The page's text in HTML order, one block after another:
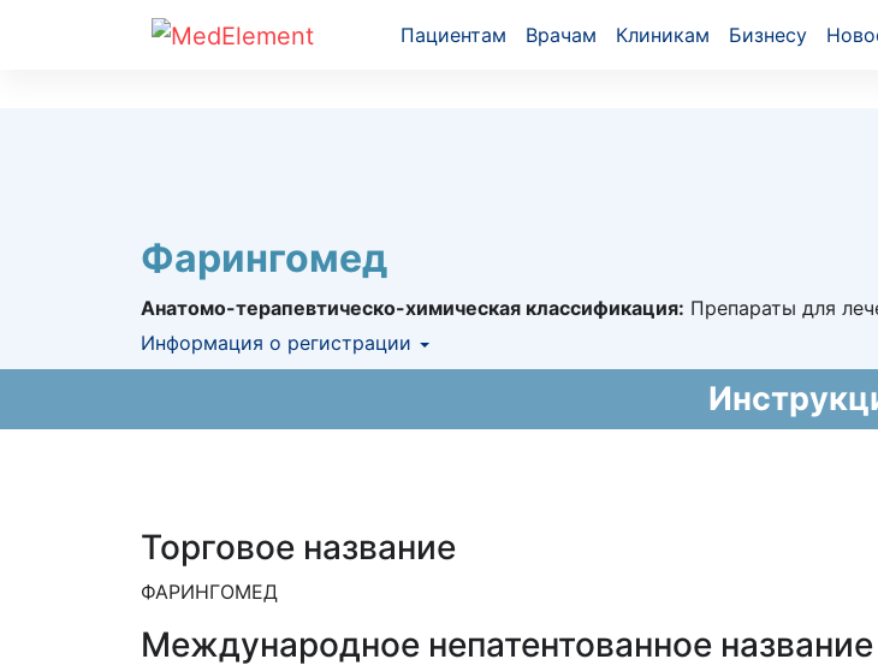
Пациентам Врачам Клиникам Бизнесу
Фарингомед
Анатомо-терапевтическо-химическая классификация: Препараты для
Информация о регистрации
Торговое название
ФАРИНГОМЕД
Международное непатентованное название